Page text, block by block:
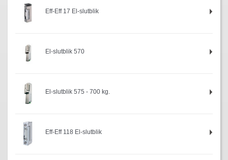
Eff-Eff 17 El-slutblik
El-slutblik 570
El-slutblik 575 - 700 kg.
Eff-Eff 118 El-slutblik